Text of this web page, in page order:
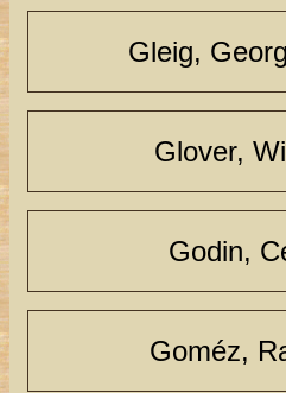
Gleig,
Glover,
Godin,
Goméz,